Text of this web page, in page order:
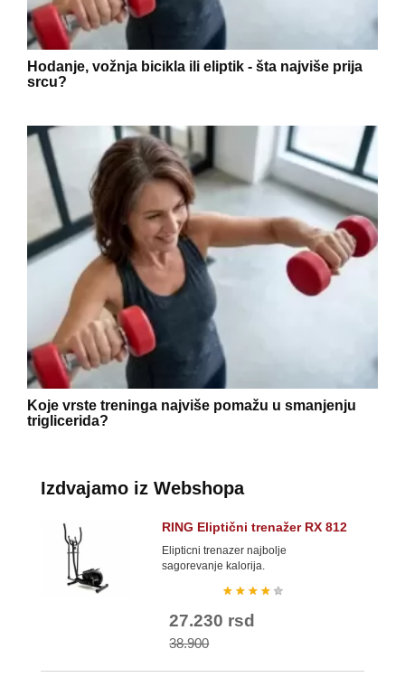
Hodanje, vožnja bicikla ili eliptik - šta najviše prija
srcu?
Koje vrste treninga najviše pomažu u smanjenju
triglicerida?
Izdvajamo iz Webshopa
RING Eliptični trenažer RX 812
Elipticni trenazer najbolje
sagorevanje kalorija.
★ ★ ★ ★ ★
27.230 rsd
38.900